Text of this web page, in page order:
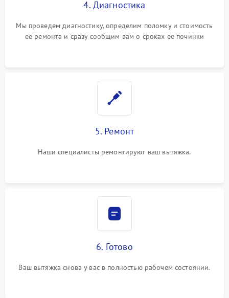
4. Диагностика
Мы проведем диагностику, определим поломку и стоимость
ее ремонта и сразу сообщим вам о сроках ее починки
5. Ремонт
Наши специалисты ремонтируют ваш вытяжка.
6. Готово
Ваш вытяжка снова у вас в полностью рабочем состоянии.